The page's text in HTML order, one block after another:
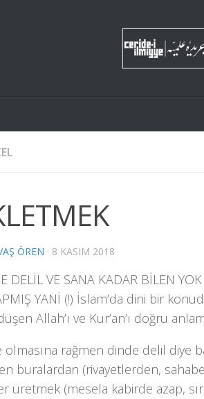
ÖREN · 8 KASIM 2018
DELİL VE SANA KADAR BİLEN
YANİ (!) İslam’da dini bir
Allah’ı ve Kur’an’ı doğru
olmasına rağmen dinde delil diye
buralardan (rivayetlerden,
üretmek (mesela kabirde azap,